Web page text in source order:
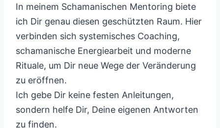
In meinem Schamanischen Mentoring biete
ich Dir genau diesen geschützten Raum. Hier
verbinden sich systemisches Coaching,
schamanische Energiearbeit und moderne
Rituale, um Dir neue Wege der Veränderung
zu eröffnen.
Ich gebe Dir keine festen Anleitungen,
sondern helfe Dir, Deine eigenen Antworten
zu finden.